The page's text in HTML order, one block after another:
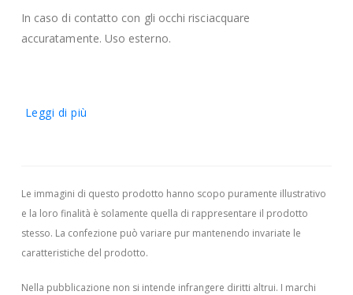
In caso di contatto con gli occhi risciacquare
accuratamente. Uso esterno.
Leggi di più
Le immagini di questo prodotto hanno scopo puramente illustrativo
e la loro finalità è solamente quella di rappresentare il prodotto
stesso. La confezione può variare pur mantenendo invariate le
caratteristiche del prodotto.
Nella pubblicazione non si intende infrangere diritti altrui. I marchi